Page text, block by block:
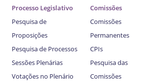
Processo Legislativo
Pesquisa de
Proposições
Pesquisa de Processos
Sessões Plenárias
Votações no Plenário
Comissões
Comissões
Permanentes
CPIs
Pesquisa das
Comissões